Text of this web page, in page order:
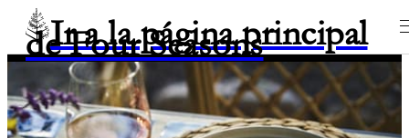
Ir a la página principal
de Four Seasons